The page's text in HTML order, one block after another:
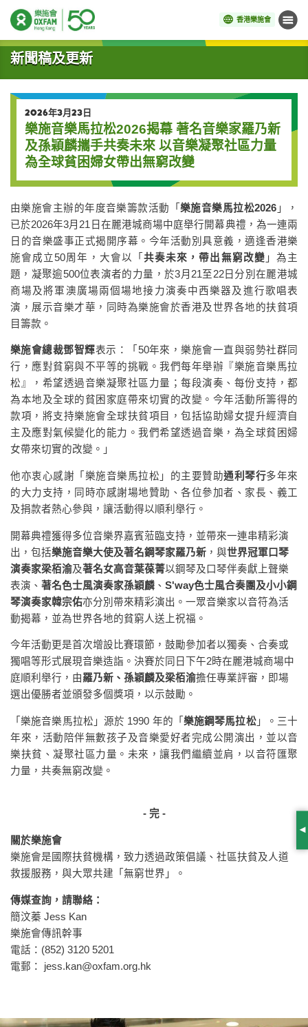
香港樂施會 目錄
開始主要內容
新聞稿及更新
2026年3月23日
樂施音樂馬拉松2026揭幕 著名音樂家羅乃新
及孫穎麟攜手共奏未來 以音樂凝聚社區力量
為全球貧困婦女帶出無窮改變
由樂施會主辦的年度音樂籌款活動「樂施音樂馬拉松2026 」，
已於2026年3月21日在麗港城商場中庭舉行開幕典禮，為一連兩
日的音樂盛事正式揭開序幕。今年活動別具意義，適逢香港樂
施會成立50周年，大會以「 共奏未來，帶出無窮改變 」為主
題，凝聚逾500位表演者的力量，於3月21至22日分別在麗港城
商場及將軍澳廣場兩個場地接力演奏中西樂器及進行歌唱表
演，展示音樂才華，同時為樂施會於香港及世界各地的扶貧項
目籌款。
樂施會總裁鄧智輝表示：「50年來，樂施會一直與弱勢社群同
行，應對貧窮與不平等的挑戰。我們每年舉辦『樂施音樂馬拉
松』，希望透過音樂凝聚社區力量；每段演奏、每份支持，都
為本地及全球的貧困家庭帶來切實的改變。今年活動所籌得的
款項，將支持樂施會全球扶貧項目，包括協助婦女提升經濟自
主及應對氣候變化的能力。我們希望透過音樂，為全球貧困婦
女帶來切實的改變。」
他亦衷心感謝「樂施音樂馬拉松」的主要贊助通利琴行多年來
的大力支持，同時亦感謝場地贊助、各位參加者、家長、義工
及捐款者熱心參與，讓活動得以順利舉行。
開幕典禮獲得多位音樂界嘉賓蒞臨支持，並帶來一連串精彩演
出，包括樂施音樂大使及著名鋼琴家羅乃新 ，與世界冠軍口琴
演奏家梁栢渝及著名女高音葉葆菁以鋼琴及口琴伴奏獻上聲樂
表演、 著名色士風演奏家孫穎麟 、 S'way色士風合奏團及小小鋼
琴演奏家韓宗佑亦分別帶來精彩演出。一眾音樂家以音符為活
動揭幕，並為世界各地的貧窮人送上祝福。
今年活動更是首次增設比賽環節，鼓勵參加者以獨奏、合奏或
獨唱等形式展現音樂造詣。決賽於同日下午2時在麗港城商場中
庭順利舉行，由羅乃新、孫穎麟及梁栢渝擔任專業評審，即場
選出優勝者並頒發多個獎項，以示鼓勵。
「樂施音樂馬拉松」源於 1990 年的「 樂施鋼琴馬拉松」。三十
年來，活動陪伴無數孩子及音樂愛好者完成公開演出，並以音
樂扶貧、凝聚社區力量。未來，讓我們繼續並肩，以音符匯聚
力量，共奏無窮改變。
- 完 -
關於樂施會
樂施會是國際扶貧機構，致力透過政策倡議、社區扶貧及人道
救援服務，與大眾共建「無窮世界」。
傳媒查詢，請聯絡：
簡汶蓁 Jess Kan
樂施會傳訊幹事
電話：(852) 3120 5201
電郵： jess.kan@oxfam.org.hk